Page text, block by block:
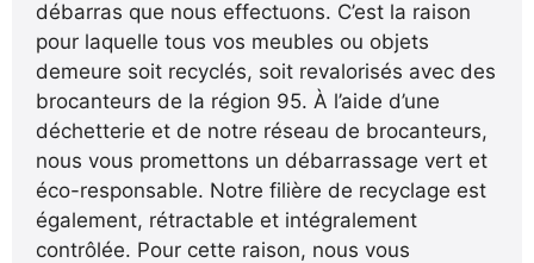
débarras que nous effectuons. C’est la raison
pour laquelle tous vos meubles ou objets
demeure soit recyclés, soit revalorisés avec des
brocanteurs de la région 95. À l’aide d’une
déchetterie et de notre réseau de brocanteurs,
nous vous promettons un débarrassage vert et
éco-responsable. Notre filière de recyclage est
également, rétractable et intégralement
contrôlée. Pour cette raison, nous vous